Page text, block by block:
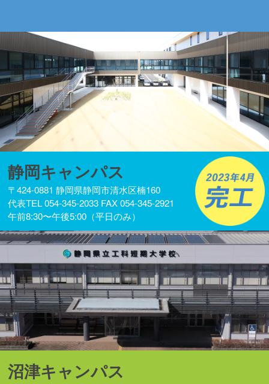
静岡キャンパス
〒424-0881 静岡県静岡市清水区楠160
代表TEL 054-345-2033 FAX 054-345-2921
午前8:30〜午後5:00（平日のみ）
沼津キャンパス